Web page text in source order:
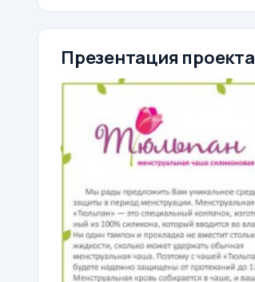
Презентация проекта